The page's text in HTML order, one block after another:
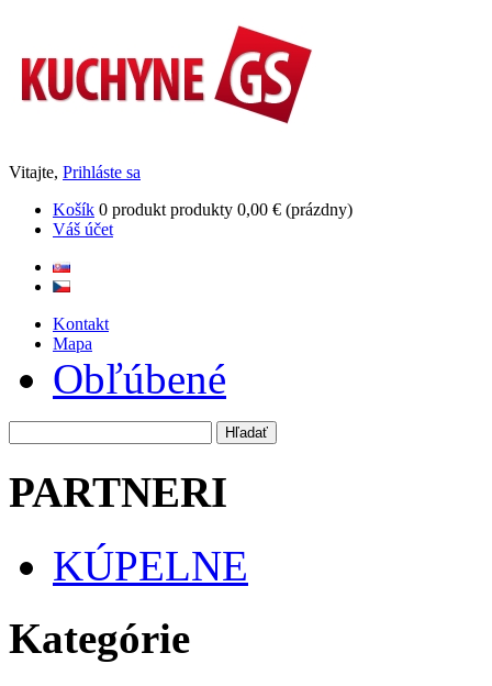
Vitajte, Prihláste sa
Košík 0 produkt produkty 0,00 € (prázdny)
Váš účet
Kontakt
Mapa
Obľúbené
PARTNERI
KÚPELNE
Kategórie